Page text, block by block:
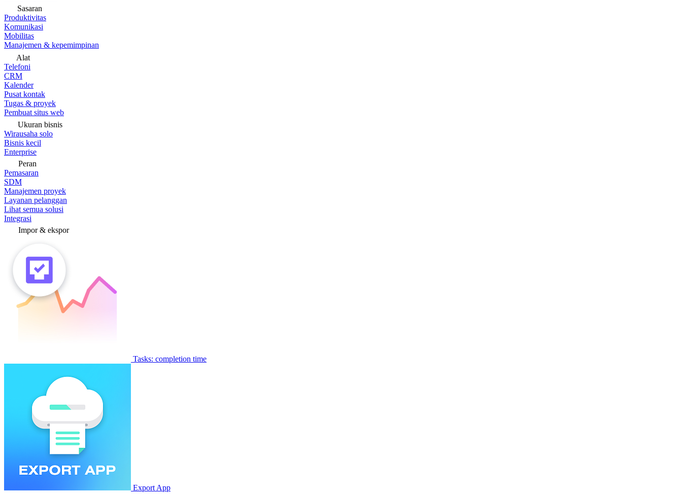
Sasaran
Produktivitas
Komunikasi
Mobilitas
Manajemen & kepemimpinan
Alat
Telefoni
CRM
Kalender
Pusat kontak
Tugas & proyek
Pembuat situs web
Ukuran bisnis
Wirausaha solo
Bisnis kecil
Enterprise
Peran
Pemasaran
SDM
Manajemen proyek
Layanan pelanggan
Lihat semua solusi
Integrasi
Impor & ekspor
Tasks: completion time
Export App